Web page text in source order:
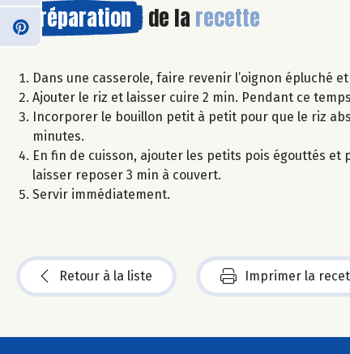
Préparation de la recette
Dans une casserole, faire revenir l’oignon épluché
Ajouter le riz et laisser cuire 2 min. Pendant ce
Incorporer le bouillon petit à petit pour que le riz
minutes.
En fin de cuisson, ajouter les petits pois égouttés
laisser reposer 3 min à couvert.
Servir immédiatement.
Retour à la liste Imprimer la